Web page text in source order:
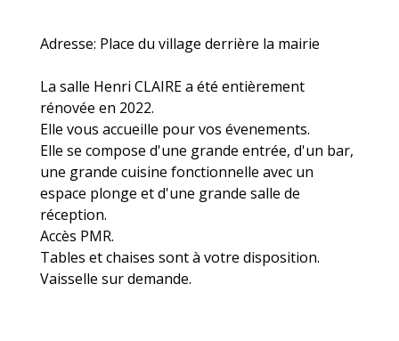
Adresse: Place du village derrière la mairie
La salle Henri CLAIRE a été entièrement
rénovée en 2022.
Elle vous accueille pour vos évenements.
Elle se compose d'une grande entrée, d'un bar,
une grande cuisine fonctionnelle avec un
espace plonge et d'une grande salle de
réception.
Accès PMR.
Tables et chaises sont à votre disposition.
Vaisselle sur demande.